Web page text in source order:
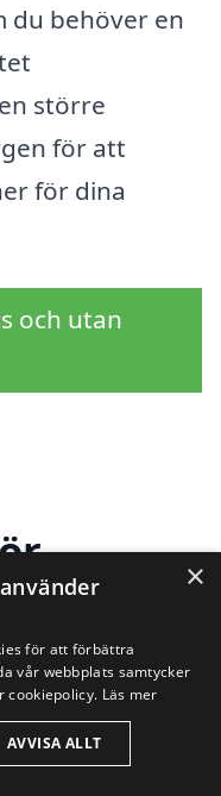
du behöver en
större
för att
för dina
och utan
i
×
för att förbättra
vår webbplats samtycker
cookiepolicy. Läs mer
AVVISA ALLT